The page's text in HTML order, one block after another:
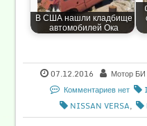
В США нашли кладбище
автомобилей Ока
07.12.2016 Мотор БИ
Комментариев нет
NISSAN VERSA,